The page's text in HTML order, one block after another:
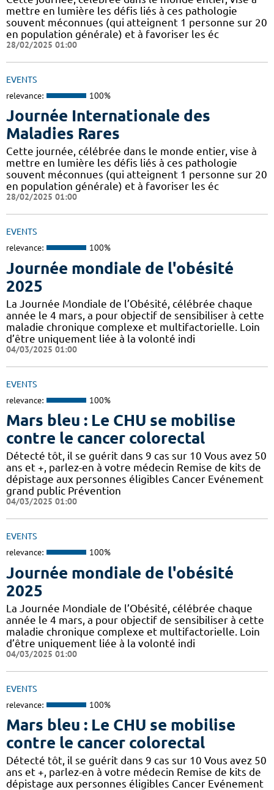
mettre en lumière les défis liés à ces pathologie
souvent méconnues (qui atteignent 1 personne sur 20
en population générale) et à favoriser les éc
28/02/2025 01:00
EVENTS
relevance: 100%
Journée Internationale des
Maladies Rares
Cette journée, célébrée dans le monde entier, vise à
mettre en lumière les défis liés à ces pathologie
souvent méconnues (qui atteignent 1 personne sur 20
en population générale) et à favoriser les éc
28/02/2025 01:00
EVENTS
relevance: 100%
Journée mondiale de l'obésité
2025
La Journée Mondiale de l’Obésité, célébrée chaque
année le 4 mars, a pour objectif de sensibiliser à cette
maladie chronique complexe et multifactorielle. Loin
d’être uniquement liée à la volonté indi
04/03/2025 01:00
EVENTS
relevance: 100%
Mars bleu : Le CHU se mobilise
contre le cancer colorectal
Détecté tôt, il se guérit dans 9 cas sur 10 Vous avez 50
ans et +, parlez-en à votre médecin Remise de kits de
dépistage aux personnes éligibles Cancer Evénement
grand public Prévention
04/03/2025 01:00
EVENTS
relevance: 100%
Journée mondiale de l'obésité
2025
La Journée Mondiale de l’Obésité, célébrée chaque
année le 4 mars, a pour objectif de sensibiliser à cette
maladie chronique complexe et multifactorielle. Loin
d’être uniquement liée à la volonté indi
04/03/2025 01:00
EVENTS
relevance: 100%
Mars bleu : Le CHU se mobilise
contre le cancer colorectal
Détecté tôt, il se guérit dans 9 cas sur 10 Vous avez 50
ans et +, parlez-en à votre médecin Remise de kits de
dépistage aux personnes éligibles Cancer Evénement